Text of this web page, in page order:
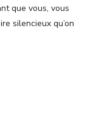
que vous, vous
silencieux qu’on